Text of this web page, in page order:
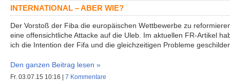
INTERNATIONAL – ABER WIE?
Der Vorstoß der Fiba die europäischen Wettbewerbe zu
eine offensichtliche Attacke auf die Uleb. Im aktuellen FR-Artikel
ich die Intention der Fifa und die gleichzeitigen Probleme
Den ganzen Beitrag lesen »
Fr. 03.07.15 10:16 | 7 Kommentare